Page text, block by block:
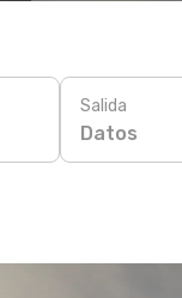
Salida
Datos